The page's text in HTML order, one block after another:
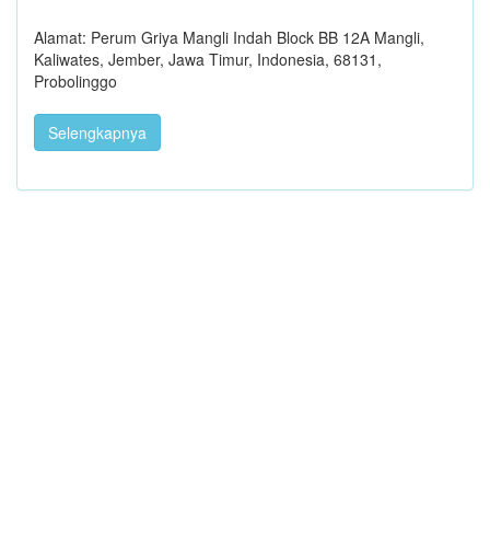
Alamat: Perum Griya Mangli Indah Block BB 12A Mangli,
Kaliwates, Jember, Jawa Timur, Indonesia, 68131,
Probolinggo
Selengkapnya